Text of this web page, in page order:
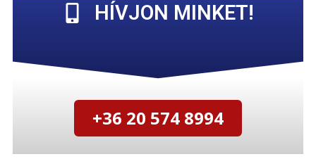
HÍVJON MINKET!
+36 20 574 8994